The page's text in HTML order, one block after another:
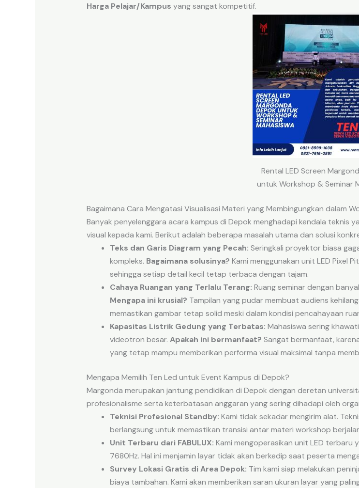
Harga Pelajar/Kampus yang sangat kompetitif.
Rental LED Screen
untuk Workshop & Seminar
Bagaimana Cara Mengatasi Visualisasi Materi yang Membingungkan dalam
Banyak penyelenggara acara kampus di Depok menghadapi kendala teknis
visual kepada kami. Berikut adalah beberapa masalah utama dan solusi
Teks dan Garis Diagram yang Pecah: Seringkali proyektor biasa
kompleks. Bagaimana solusinya? Kami menggunakan unit LED Pixel
sehingga setiap detail kecil tetap terbaca dengan tajam.
Cahaya Ruangan yang Terlalu Terang: Ruang seminar dengan
Mengapa ini krusial? Tampilan yang pudar membuat audiens
memastikan gambar tetap solid meski dalam kondisi pencahayaan
Kapasitas Listrik Gedung yang Terbatas: Mahasiswa sering
videotron besar. Apakah ini bermanfaat? Sangat bermanfaat,
yang tetap mampu memberikan performa visual maksimal tanpa
Mengapa Memilih Ten Led untuk Event Kampus di Depok?
Margonda merupakan jantung pendidikan di Depok dengan deretan
profesionalisme serta keterbatasan anggaran yang sering dihadapi oleh
Teknisi Profesional Standby: Kami tidak sekadar mengirim alat.
berlangsung untuk memastikan transisi antar materi workshop
Unit Terbaru dari FABULUX: Kami mengoperasikan unit LED terbaru
7680Hz. Hal ini menjamin layar tidak akan berkedip saat peserta
Survey Lokasi Gratis di Area Depok: Tim kami siap melakukan
biaya tambahan. Kami akan memberikan saran ukuran layar yang